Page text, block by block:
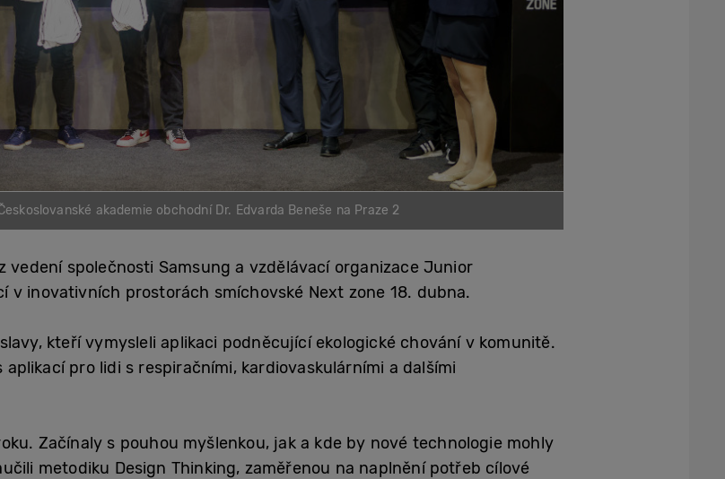
akademie obchodní Dr. Edvarda Beneše na Praze 2
vedení společnosti Samsung a vzdělávací organizace Junior
v inovativních prostorách smíchovské Next zone 18. dubna.
kteří vymysleli aplikaci podněcující ekologické chování v komunitě.
pro lidi s respiračními, kardiovaskulárními a dalšími
Začínaly s pouhou myšlenkou, jak a kde by nové technologie mohly
metodiku Design Thinking, zaměřenou na naplnění potřeb cílové